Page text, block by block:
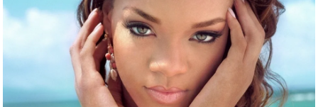
नी
ष